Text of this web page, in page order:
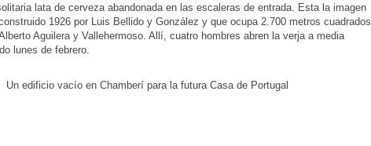
lata de cerveza abandonada en las escaleras de entrada. Esta la imagen
1926 por Luis Bellido y González y que ocupa 2.700 metros cuadrados
Aguilera y Vallehermoso. Allí, cuatro hombres abren la verja a media
lunes de febrero.